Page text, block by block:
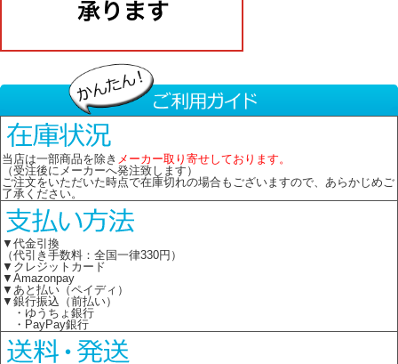
当店は一部商品を除き メーカー取り寄せしております。
（受注後にメーカーへ発注致します）
ご注文をいただいた時点で在庫切れの場合もございますので、あらかじめご
了承ください。
▼代金引換
（代引き手数料：全国一律330円）
▼クレジットカード
▼Amazonpay
▼あと払い（ペイディ）
▼銀行振込（前払い）
・ゆうちょ銀行
・PayPay銀行